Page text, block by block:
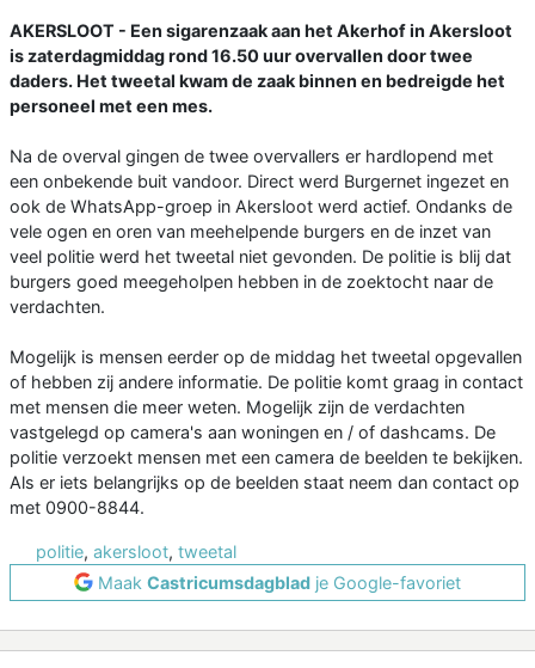
AKERSLOOT - Een sigarenzaak aan het Akerhof in Akersloot
is zaterdagmiddag rond 16.50 uur overvallen door twee
daders. Het tweetal kwam de zaak binnen en bedreigde het
personeel met een mes.
Na de overval gingen de twee overvallers er hardlopend met
een onbekende buit vandoor. Direct werd Burgernet ingezet en
ook de WhatsApp-groep in Akersloot werd actief. Ondanks de
vele ogen en oren van meehelpende burgers en de inzet van
veel politie werd het tweetal niet gevonden. De politie is blij dat
burgers goed meegeholpen hebben in de zoektocht naar de
verdachten.
Mogelijk is mensen eerder op de middag het tweetal opgevallen
of hebben zij andere informatie. De politie komt graag in contact
met mensen die meer weten. Mogelijk zijn de verdachten
vastgelegd op camera's aan woningen en / of dashcams. De
politie verzoekt mensen met een camera de beelden te bekijken.
Als er iets belangrijks op de beelden staat neem dan contact op
met 0900-8844.
politie, akersloot, tweetal
Maak Castricumsdagblad je Google-favoriet